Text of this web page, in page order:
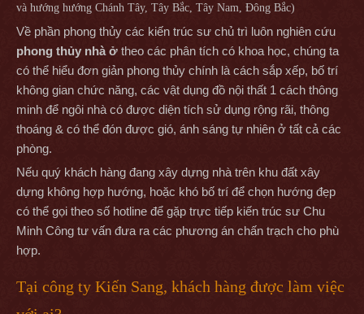
và hướng hướng Chánh Tây, Tây Bắc, Tây Nam, Đông Bắc)
Về phần phong thủy các kiến trúc sư chủ trì luôn nghiên cứu
phong thủy nhà ở theo các phân tích có khoa học, chúng ta
có thể hiểu đơn giản phong thủy chính là cách sắp xếp, bố trí
không gian chức năng, các vật dụng đồ nội thất 1 cách thông
minh để ngôi nhà có được diện tích sử dụng rộng rãi, thông
thoáng & có thể đón được gió, ánh sáng tự nhiên ở tất cả các
phòng.
Nếu quý khách hàng đang xây dựng nhà trên khu đất xây
dựng không hợp hướng, hoặc khó bố trí để chọn hướng đẹp
có thể gọi theo số hotline để gặp trực tiếp kiến trúc sư Chu
Minh Công tư vấn đưa ra các phương án chấn trạch cho phù
hợp.
Tại công ty Kiến Sang, khách hàng được làm việc